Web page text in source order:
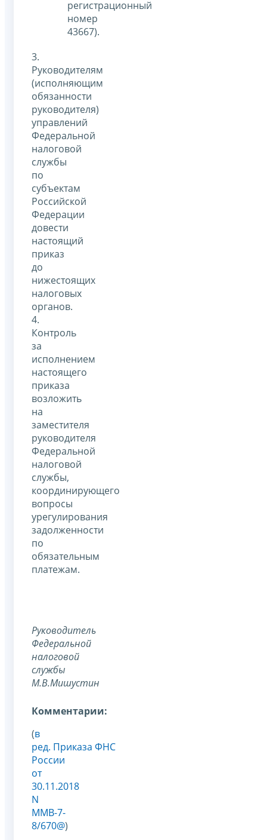
регистрационный
номер
43667).
3.
Руководителям
(исполняющим
обязанности
руководителя)
управлений
Федеральной
налоговой
службы
по
субъектам
Российской
Федерации
довести
настоящий
приказ
до
нижестоящих
налоговых
органов.
4.
Контроль
за
исполнением
настоящего
приказа
возложить
на
заместителя
руководителя
Федеральной
налоговой
службы,
координирующего
вопросы
урегулирования
задолженности
по
обязательным
платежам.
Руководитель
Федеральной
налоговой
службы
М.В.Мишустин
Комментарии:
(в
ред. Приказа ФНС
России
от
30.11.2018
N
ММВ-7-
8/670@)